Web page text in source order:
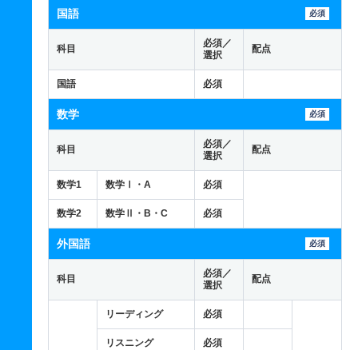
国語 必須
科目
必須／
選択
配点
国語 必須
数学 必須
科目
必須／
選択
配点
数学1 数学Ⅰ・A 必須
数学2 数学Ⅱ・B・C 必須
外国語 必須
科目
必須／
選択
配点
リーディング 必須
リスニング 必須